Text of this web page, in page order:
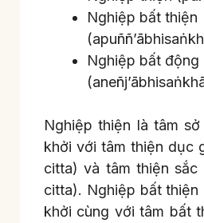
Nghiệp bất thiện
Nghiệp bất động
Nghiệp thiện là tâm
khởi với tâm thiện dục
citta) và tâm thiện sắc
citta). Nghiệp bất thiện
khởi cùng với tâm bất